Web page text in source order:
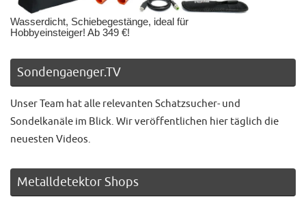
Wasserdicht, Schiebegestänge, ideal für
Hobbyeinsteiger! Ab 349 €!
Sondengaenger.TV
Unser Team hat alle relevanten Schatzsucher- und
Sondelkanäle im Blick. Wir veröffentlichen hier täglich die
neuesten Videos.
Metalldetektor Shops